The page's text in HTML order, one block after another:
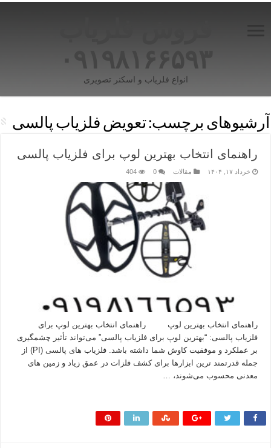
۰۹۱۹۸۱۶۶۵۹۳
انواع فلزیاب و اسکنر تصویری
آرشیوهای برچسب:تعویض فلزیاب پالسی
راهنمای انتخاب بهترین لوپ برای فلزیاب پالسی
خرداد ۱۷, ۱۴۰۴ مقالات 0
404
راهنمای انتخاب بهترین لوپ راهنمای انتخاب بهترین لوپ برای
فلزیاب پالسی: “بهترین لوپ برای فلزیاب پالسی” می‌تواند تأثیر چشمگیری
بر عملکرد و موفقیت کاوش شما داشته باشد. فلزیاب‌ های پالسی (PI) از
جمله قدرتمند ترین ابزارها برای کشف فلزات در عمق زیاد و زمین‌ های
معدنی محسوب می‌شوند، …